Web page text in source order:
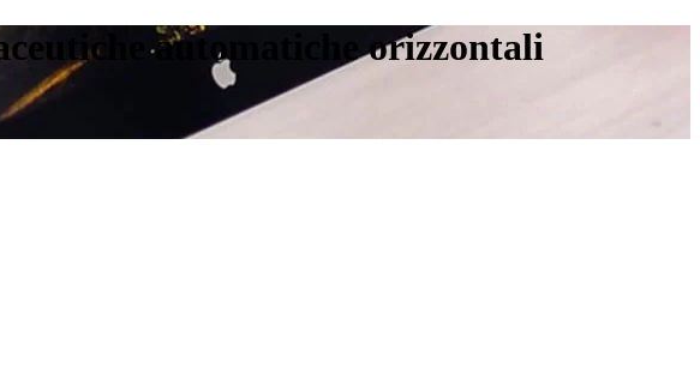
automatiche orizzontali